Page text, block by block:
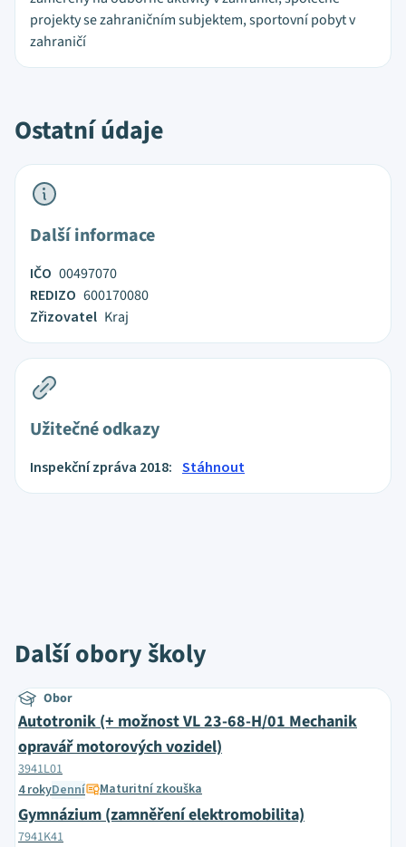
projekty se zahraničním subjektem, sportovní pobyt v
zahraničí
Ostatní údaje
Další informace
IČO 00497070
REDIZO 600170080
Zřizovatel Kraj
Užitečné odkazy
Inspekční zpráva 2018: Stáhnout
Další obory školy
Obor
Autotronik (+ možnost VL 23-68-H/01 Mechanik
opravář motorových vozidel)
3941L01
4 rokyDenní Maturitní zkouška
Gymnázium (zamněření elektromobilita)
7941K41